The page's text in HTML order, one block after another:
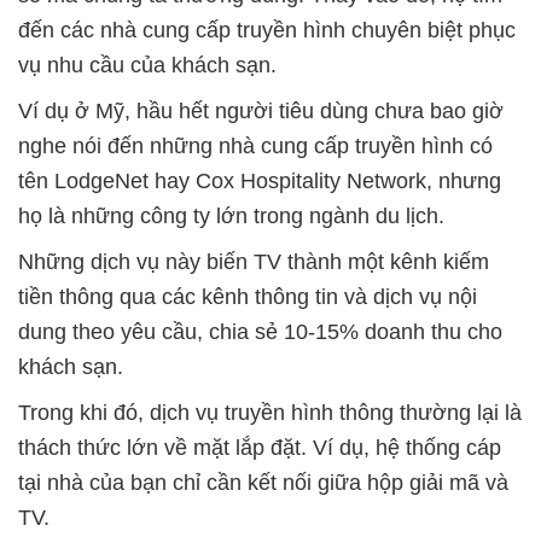
đến các nhà cung cấp truyền hình chuyên biệt phục
vụ nhu cầu của khách sạn.
Ví dụ ở Mỹ, hầu hết người tiêu dùng chưa bao giờ
nghe nói đến những nhà cung cấp truyền hình có
tên LodgeNet hay Cox Hospitality Network, nhưng
họ là những công ty lớn trong ngành du lịch.
Những dịch vụ này biến TV thành một kênh kiếm
tiền thông qua các kênh thông tin và dịch vụ nội
dung theo yêu cầu, chia sẻ 10-15% doanh thu cho
khách sạn.
Trong khi đó, dịch vụ truyền hình thông thường lại là
thách thức lớn về mặt lắp đặt. Ví dụ, hệ thống cáp
tại nhà của bạn chỉ cần kết nối giữa hộp giải mã và
TV.